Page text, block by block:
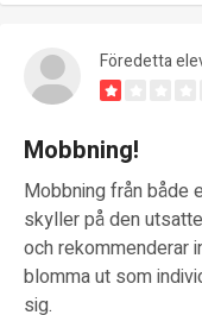
Föredetta
Mobbning!
Mobbning från både
skyller på den
och rekommenderar
blomma ut som
sig.